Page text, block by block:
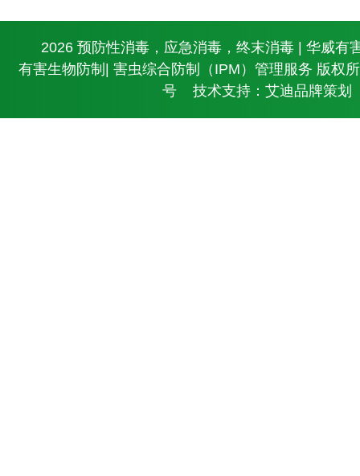
© 2026 预防性消毒，应急消毒，终末消毒 | 华威有
有害生物防制| 害虫综合防制（IPM）管理服务 版权
号
技术支持：艾迪品牌策划